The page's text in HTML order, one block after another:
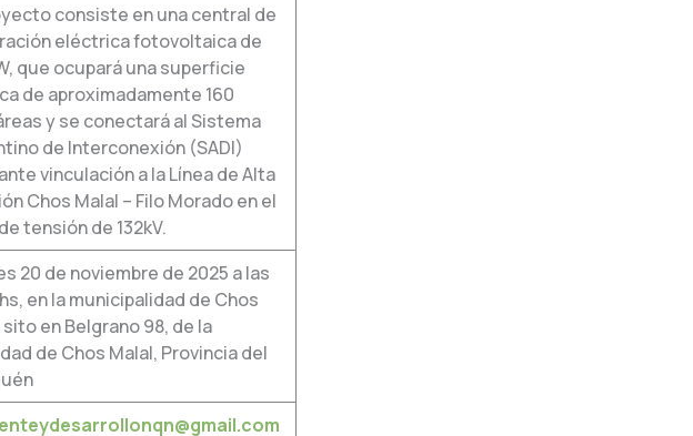
consiste en una central de
eléctrica fotovoltaica de
que ocupará una superficie
de aproximadamente 160
y se conectará al Sistema
de Interconexión (SADI)
vinculación a la Línea de Alta
Chos Malal – Filo Morado en el
tensión de 132kV.
20 de noviembre de 2025 a las
hs, en la municipalidad de Chos
sito en Belgrano 98, de la
de Chos Malal, Provincia del